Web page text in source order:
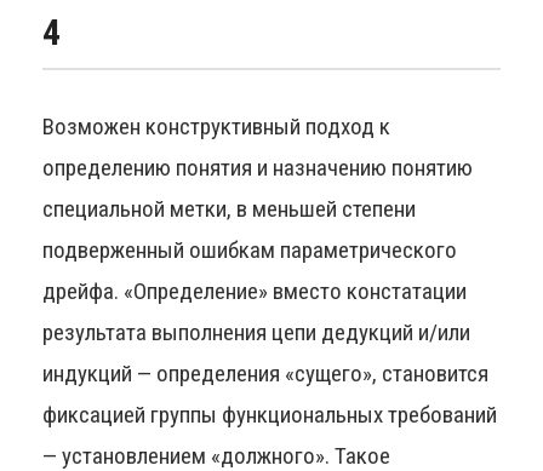
4
Возможен конструктивный подход к
определению понятия и назначению понятию
специальной метки, в меньшей степени
подверженный ошибкам параметрического
дрейфа. «Определение» вместо констатации
результата выполнения цепи дедукций и/или
индукций — определения «сущего», становится
фиксацией группы функциональных требований
— установлением «должного». Такое